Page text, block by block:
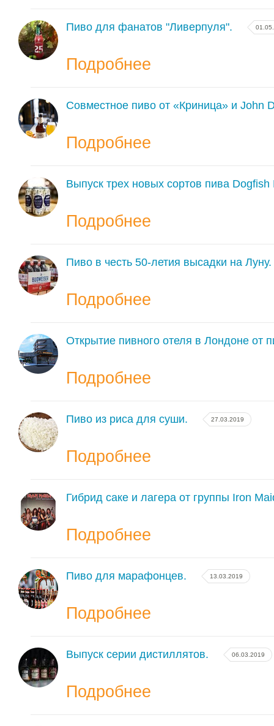
Пиво для фанатов "Ливерпуля".
Подробнее
Cовместное пиво от «Криница» и John
Подробнее
Выпуск трех новых сортов пива Dogfish
Подробнее
Пиво в честь 50-летия высадки на Луну.
Подробнее
Открытие пивного отеля в Лондоне от
Подробнее
Пиво из риса для суши. 27.03.2019
Подробнее
Гибрид саке и лагера от группы Iron
Подробнее
Пиво для марафонцев. 13.03.2019
Подробнее
Выпуск серии дистиллятов. 06.03.2019
Подробнее